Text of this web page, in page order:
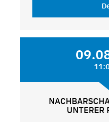
UNTERER